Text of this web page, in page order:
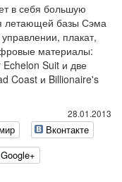
в себя большую
летающей базы Сэма
плакат,
материалы:
Suit и две
Coast и Billionaire's
28.01.2013
Вконтакте
Google+